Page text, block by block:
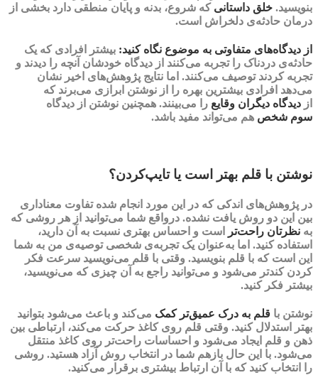
بنویسید. خلق داستانی که شروع، بدنه و پایان منطقی دارد بخشی از
درمان حادثه‌ی دلخراش است.
از دیدگاه‌های متفاوتی به موضوع نگاه کنید: بیشتر افرادی که یک
حادثه‌ی دردناک را تجربه می‌کنند از دیدگاه خودشان آنچه را دیدند و
تجربه کردند توصیف می‌کنند. اما نتایج پژوهش‌های اخیر نشان
می‌دهد افرادی بیشترین بهره را از نوشتن ابرازی می‌برند که
از دیدگاه دیگران وقایع را می‌بینند. همچنین نوشتن از دیدگاه
سوم شخص هم می‌تواند مفید باشد.
نوشتن با قلم بهتر است یا تایپ‌کردن؟
در پژوهش‌های اندکی که در این مورد انجام شده تفاوت معناداری
بین این دو روش یافت نشده. درواقع شما می‌توانید از هر روشی که
به نظرتان راحت‌تر
است و احساس بهتری نسبت به آن دارید،
استفاده کنید. اما به‌عنوان یک تجربه‌ی شخصی توصیه‌ی من به شما
این است که با قلم بنویسید. وقتی با قلم می‌نویسید سرعت فکر
کردن کندتر می‌شود و می‌توانید راجع به آن چیزی که می‌نویسید،
بیشتر فکر کنید.
نوشتن با قلم به درک عمیق‌تر کمک می‌کند و باعث می‌شود بتوانید
بهتر استدلال کنید. وقتی قلم روی کاغذ حرکت می‌کند، ارتباطی بین
ذهن و قلم ایجاد می‌شود و احساسات راحت‌تر روی کاغذ منتقل
می‌شود‌. با این حال بازهم شما در انتخاب روش آزاد هستید. روشی
را انتخاب کنید که با آن ارتباط بیشتری برقرار می‌کنید.